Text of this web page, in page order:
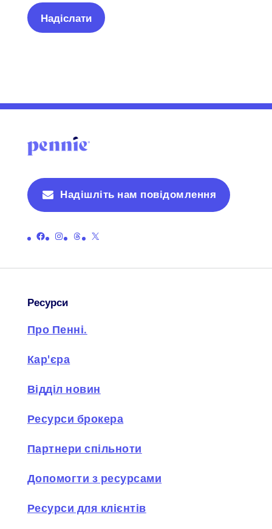
риска
ДД
Надішліть нам повідомлення
Посилання на офіційну сторінку Пенні у Facebook
Посилання на офіційну сторінку Пенні в Instagram
Посилання на офіційну сторінку Пенні з ниткамиПосилання на офіційну сторінку Пенні на X (раніше Twitter)
Ресурси
Про Пенні.
Кар'єра
Відділ новин
Ресурси брокера
Партнери спільноти
Допомогти з ресурсами
Ресурси для клієнтів